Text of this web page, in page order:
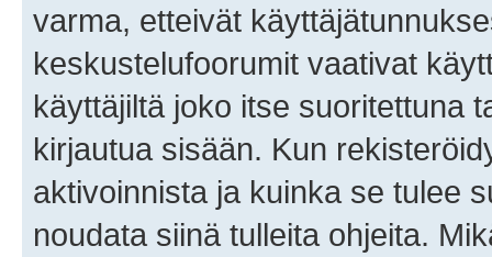
varma, etteivät
keskustelufoorumit vaativat
käyttäjiltä joko itse suoritettuna
kirjautua sisään. Kun
aktivoinnista ja kuinka se tulee
noudata siinä tulleita ohjeita.